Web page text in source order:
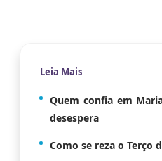
Leia Mais
Quem confia em
desespera
Como se reza o Terço